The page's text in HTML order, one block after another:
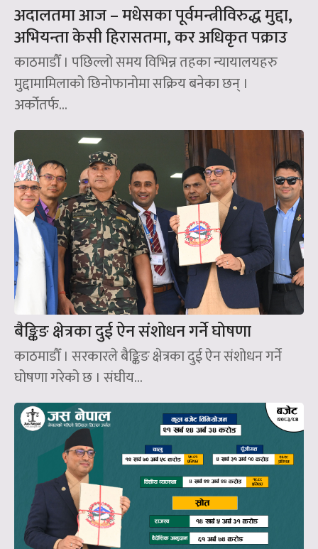
अदालतमा आज – मधेसका पूर्वमन्त्रीविरुद्ध मुद्दा,
अभियन्ता केसी हिरासतमा, कर अधिकृत पक्राउ
काठमाडौँ । पछिल्लो समय विभिन्न तहका न्यायालयहरु
मुद्दामामिलाको छिनोफानोमा सक्रिय बनेका छन् ।
अर्कोतर्फ...
बैङ्किङ क्षेत्रका दुई ऐन संशोधन गर्ने घोषणा
काठमाडौँ । सरकारले बैङ्किङ क्षेत्रका दुई ऐन संशोधन गर्ने
घोषणा गरेको छ । संघीय...